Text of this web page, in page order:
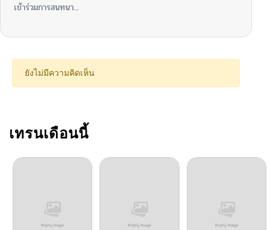
เข้าร่วมการสนทนา...
ยังไม่มีความคิดเห็น
เทรนเดือนนี้